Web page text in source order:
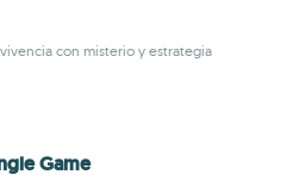
con misterio y estrategia
Game